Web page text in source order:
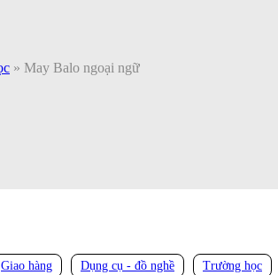
» May Balo ngoại ngữ
Giao hàng Dụng cụ - đồ nghề Trường học